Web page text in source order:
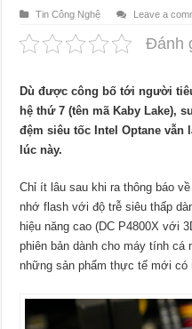
Tin Công Nghệ Leave a
Đánh
Dù được công bố tới người
hệ thứ 7 (tên mã Kaby Lake),
đệm siêu tốc Intel Optane vẫn
lúc này.
Chỉ ít lâu sau khi ra thông báo
nhớ flash với độ trễ siêu thấp
hiệu năng cao (DC P4800X với
phiên bản dành cho máy tính cá
những sản phẩm thực tế mới có